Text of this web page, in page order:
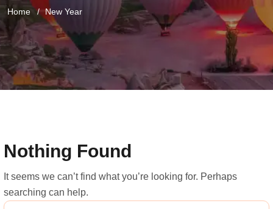
Home New Year
Nothing Found
It seems we can’t find what you’re looking for. Perhaps
searching can help.